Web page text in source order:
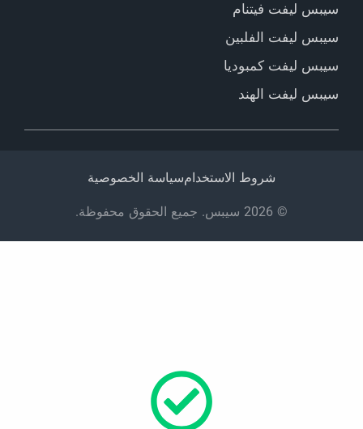
سيبس ليفت فيتنام
سيبس ليفت الفلبين
سيبس ليفت كمبوديا
سيبس ليفت الهند
شروط الاستخدامسياسة الخصوصية
© 2026 سيبس. جميع الحقوق محفوظة.